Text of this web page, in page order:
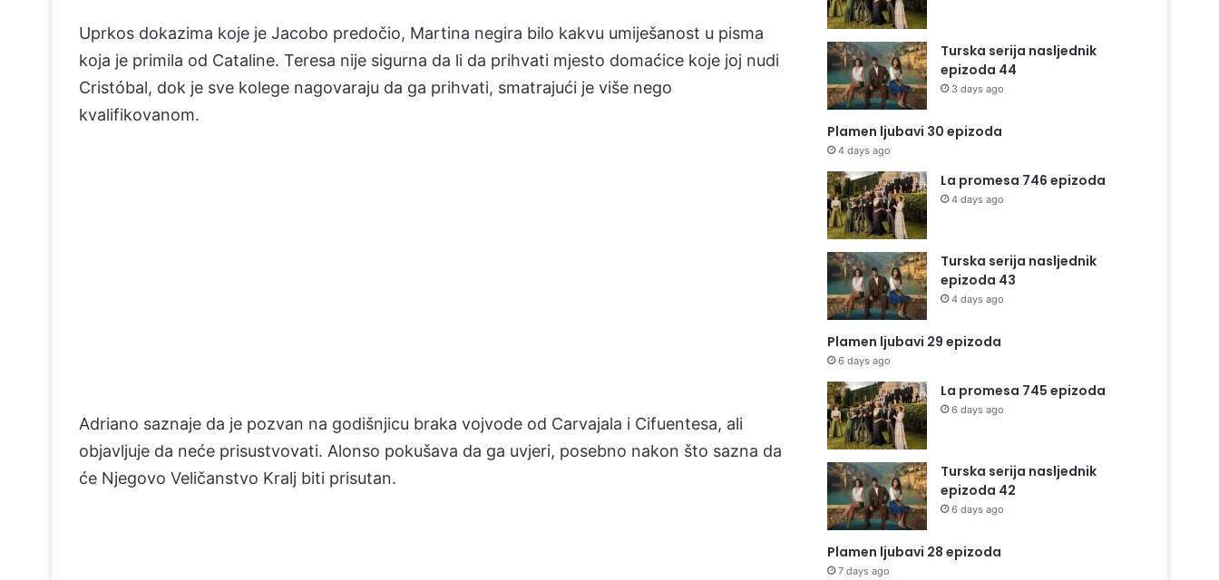
Uprkos dokazima koje je Jacobo predočio, Martina negira bilo kakvu umiješanost u pisma
koja je primila od Cataline. Teresa nije sigurna da li da prihvati mjesto domaćice koje joj nudi
Cristóbal, dok je sve kolege nagovaraju da ga prihvati, smatrajući je više nego
kvalifikovanom.
Adriano saznaje da je pozvan na godišnjicu braka vojvode od Carvajala i Cifuentesa, ali
objavljuje da neće prisustvovati. Alonso pokušava da ga uvjeri, posebno nakon što sazna da
će Njegovo Veličanstvo Kralj biti prisutan.
Turska serija nasljednik
epizoda 44
3 days ago
Plamen ljubavi 30 epizoda
4 days ago
La promesa 746 epizoda
4 days ago
Turska serija nasljednik
epizoda 43
4 days ago
Plamen ljubavi 29 epizoda
6 days ago
La promesa 745 epizoda
6 days ago
Turska serija nasljednik
epizoda 42
6 days ago
Plamen ljubavi 28 epizoda
7 days ago